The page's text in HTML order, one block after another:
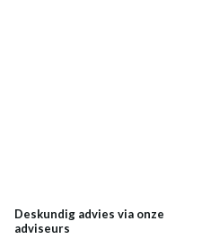
Deskundig advies via onze
adviseurs